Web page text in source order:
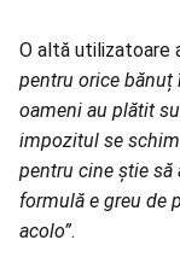
O altă utilizatoare
pentru orice bănuț
oameni au plătit
impozitul se
pentru cine ştie să
formulă e greu de
acolo”.